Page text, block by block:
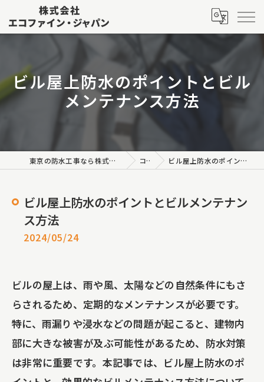
ビル屋上防水のポイントとビル
メンテナンス方法
東京の防水工事なら株式会社エコファイン・ジャパン コラム ビル屋上防水のポイントとビルメンテナンス方法
ビル屋上防水のポイントとビルメンテナン
ス方法
2024/05/24
ビルの屋上は、雨や風、太陽などの自然条件にもさ
らされるため、定期的なメンテナンスが必要です。
特に、雨漏りや浸水などの問題が起こると、建物内
部に大きな被害が及ぶ可能性があるため、防水対策
は非常に重要です。本記事では、ビル屋上防水のポ